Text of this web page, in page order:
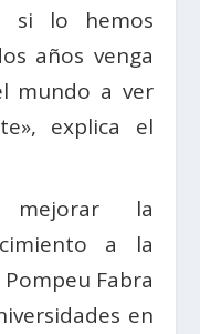
si lo hemos
años venga
mundo a ver
explica el
mejorar la
a la
Fabra
en